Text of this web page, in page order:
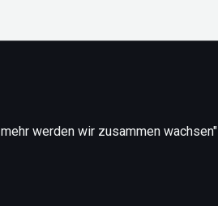
werden wir zusammen wachsen"